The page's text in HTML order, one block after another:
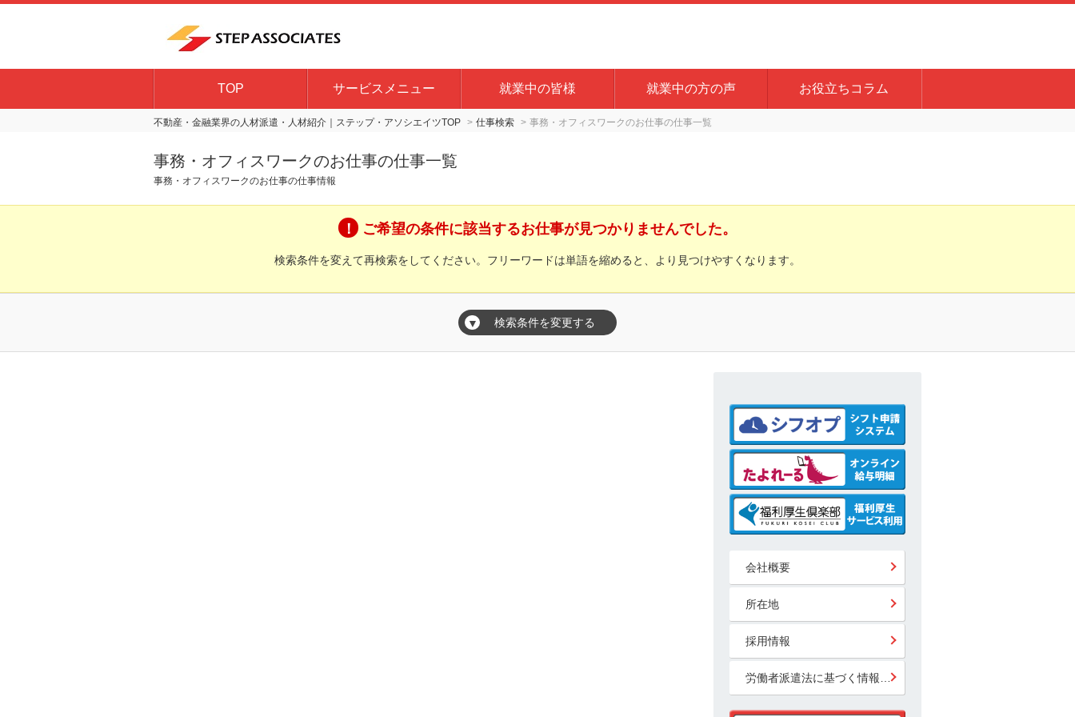
TOP サービスメニュー 就業中の皆様 就業中の方の声 お役立ちコラム
不動産・金融業界の人材派遣・人材紹介｜ステップ・アソシエイツTOP 仕事検索 事務・オフィスワークのお仕事の仕事一覧
事務・オフィスワークのお仕事の仕事一覧
事務・オフィスワークのお仕事の仕事情報
ご希望の条件に該当するお仕事が見つかりませんでした。
検索条件を変えて再検索をしてください。フリーワードは単語を縮めると、より見つけやすくなります。
▼ 検索条件を変更する
会社概要
所在地
採用情報
労働者派遣法に基づく情報公開